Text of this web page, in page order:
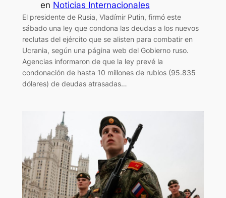
en Noticias Internacionales
El presidente de Rusia, Vladímir Putin, firmó este
sábado una ley que condona las deudas a los nuevos
reclutas del ejército que se alisten para combatir en
Ucrania, según una página web del Gobierno ruso.
Agencias informaron de que la ley prevé la
condonación de hasta 10 millones de rublos (95.835
dólares) de deudas atrasadas…